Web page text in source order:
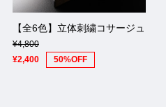
【全6色】立体刺繍コサージュ
¥4,800
¥2,400
50%OFF